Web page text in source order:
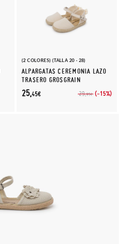
(2 COLORES) (TALLA 20 - 28)
ALPARGATAS CEREMONIA LAZO
TRASERO GROSGRAIN
29,95€ (-15%)
25,45€